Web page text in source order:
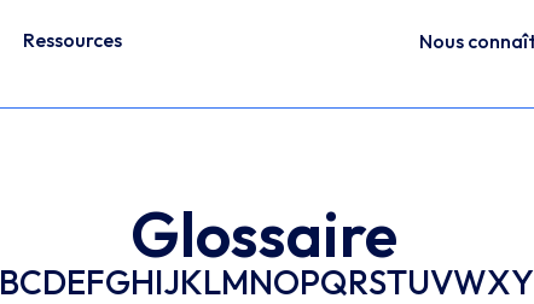
Ressources
Nous
Glossaire
BCDEFGHIJKLMNOPQRSTUVWXY